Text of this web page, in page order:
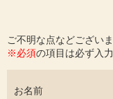
ご不明な点などござい
※必須の項目は必ず入
お名前